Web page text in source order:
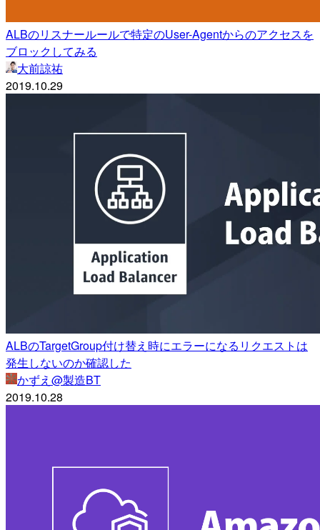
ALBのリスナールールで特定のUser-Agentからのアクセスを
ブロックしてみる
大前諒祐
2019.10.29
ALBのTargetGroup付け替え時にエラーになるリクエストは
発生しないのか確認した
かずえ@製造BT
2019.10.28